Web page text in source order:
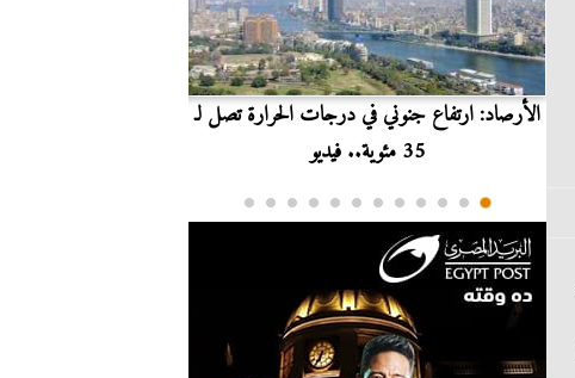
الأرصاد: ارتفاع جنوني في درجات الحرارة تصل لـ
35 مئوية.. فيديو